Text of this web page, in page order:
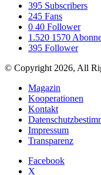
395 Subscribers
245 Fans
0 40 Follower
1.520 1570
395 Follower
© Copyright 2026, All
Magazin
Kooperationen
Kontakt
Impressum
Transparenz
Facebook
X